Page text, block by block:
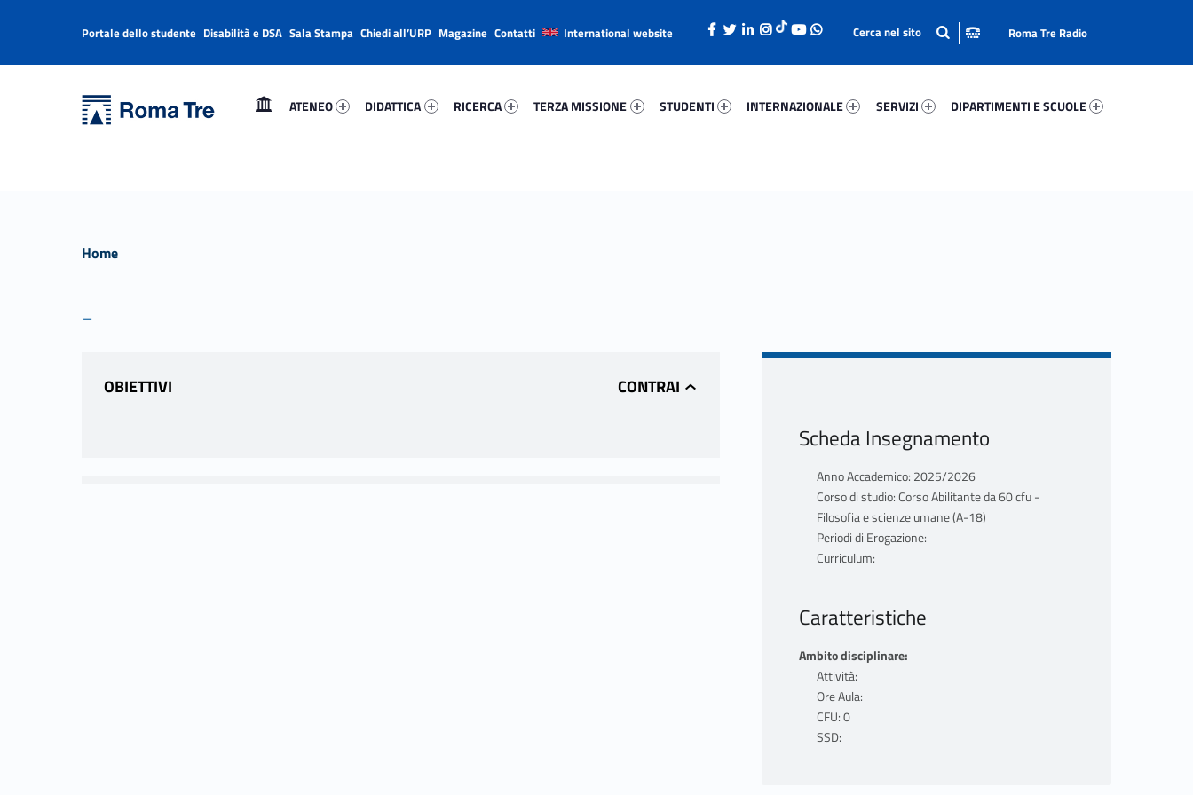
Università Roma Tre
ATENEO
DIDATTICA
RICERCA
TERZA MISSIONE
STUDENTI
INTERNAZIONALE
SERVIZI
DIPARTIMENTI E SCUOLE
Header info sidebar
Portale dello studente Disabilità e DSA Sala Stampa Chiedi all’URP Magazine Contatti International website Roma Tre Radio
Home
-
OBIETTIVI
Scheda Insegnamento
Anno Accademico: 2025/2026
Corso di studio: Corso Abilitante da 60 cfu -
Filosofia e scienze umane (A-18)
Periodi di Erogazione:
Curriculum:
Caratteristiche
Ambito disciplinare:
Attività:
Ore Aula:
CFU: 0
SSD: